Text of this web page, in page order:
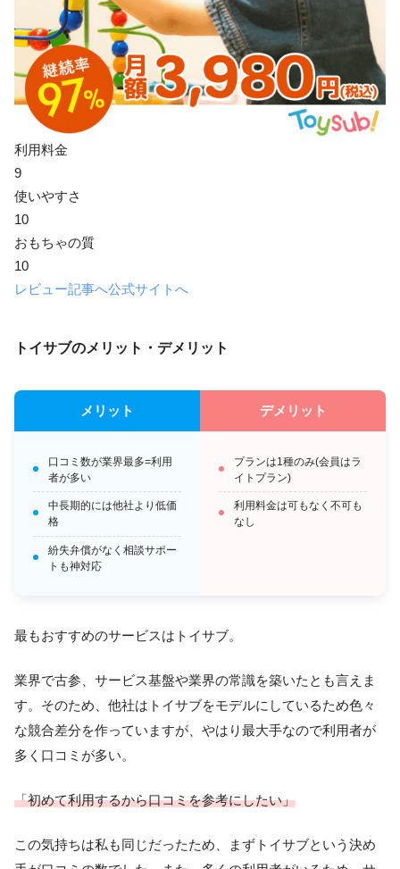
利用料金
9
使いやすさ
10
おもちゃの質
10
レビュー記事へ公式サイトへ
トイサブのメリット・デメリット
メリット
口コミ数が業界最多=利用
者が多い
中長期的には他社より低価
格
紛失弁償がなく相談サポー
トも神対応
デメリット
プランは1種のみ(会員はラ
イトプラン)
利用料金は可もなく不可も
なし
最もおすすめのサービスはトイサブ。
業界で古参、サービス基盤や業界の常識を築いたとも言えま
す。そのため、他社はトイサブをモデルにしているため色々
な競合差分を作っていますが、やはり最大手なので利用者が
多く口コミが多い。
「初めて利用するから口コミを参考にしたい」
この気持ちは私も同じだったため、まずトイサブという決め